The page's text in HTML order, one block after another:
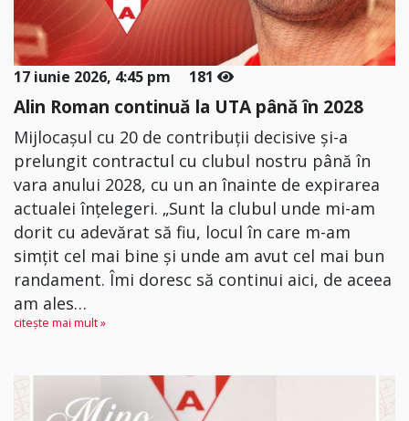
Incendiu la un apartament dintr-un bloc de pe strada Voluntarilor
17 iunie 2026, 4:45 pm 181
Alin Roman continuă la UTA până în 2028
Mijlocașul cu 20 de contribuții decisive și-a
prelungit contractul cu clubul nostru până în
vara anului 2028, cu un an înainte de expirarea
actualei înțelegeri. „Sunt la clubul unde mi-am
dorit cu adevărat să fiu, locul în care m-am
simțit cel mai bine și unde am avut cel mai bun
randament. Îmi doresc să continui aici, de aceea
am ales…
citește mai mult »